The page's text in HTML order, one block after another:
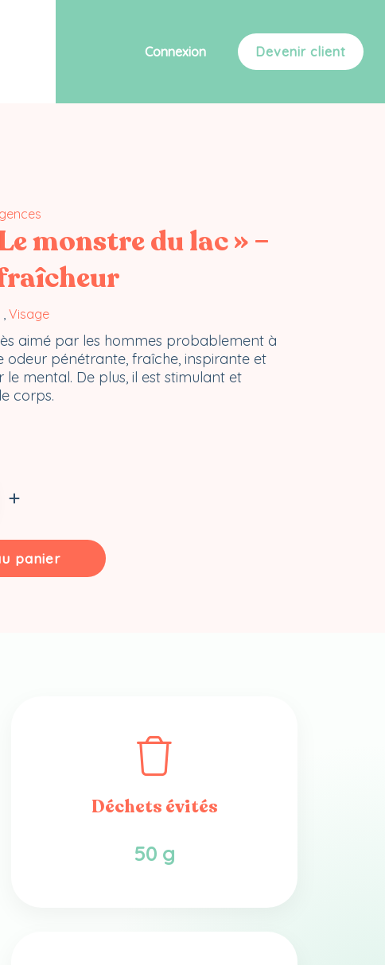
Connexion Devenir client
monstre du lac » –
, Visage
aimé par les hommes probablement à
odeur pénétrante, fraîche, inspirante et
mental. De plus, il est stimulant et
corps.
panier
Déchets évités
50 g